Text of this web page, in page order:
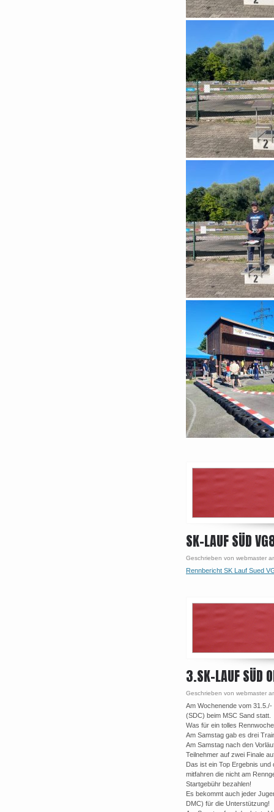
SK-LAUF SÜD
Geschrieben von webmaster
Rennbericht SK Lauf Sued
3.SK-LAUF SÜD
Geschrieben von webmaster
Am Wochenende vom
(SDC) beim MSC Sand statt.
Was für ein tolles
Am Samstag gab es drei
Am Samstag nach den
Teilnehmer auf zwei Finale
Das ist ein Top Ergebnis
mitfahren die nicht am
Startgebühr bezahlen!
Es bekommt auch jeder
DMC) für die Unterstützung!